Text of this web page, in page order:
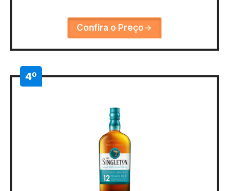
Confira o Preço
4º